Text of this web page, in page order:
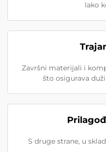
lako
Završni materijali i
što osigurava
S druge strane, u